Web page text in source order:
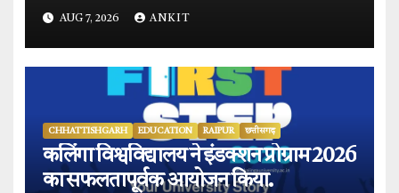
प्रारंभ.
AUG 7, 2026 ANKIT
CHHATTISHGARH EDUCATION RAIPUR छत्तीसगढ़
कलिंगा विश्वविद्यालय ने इंडक्शन प्रोग्राम 2026
का सफलतापूर्वक आयोजन किया.